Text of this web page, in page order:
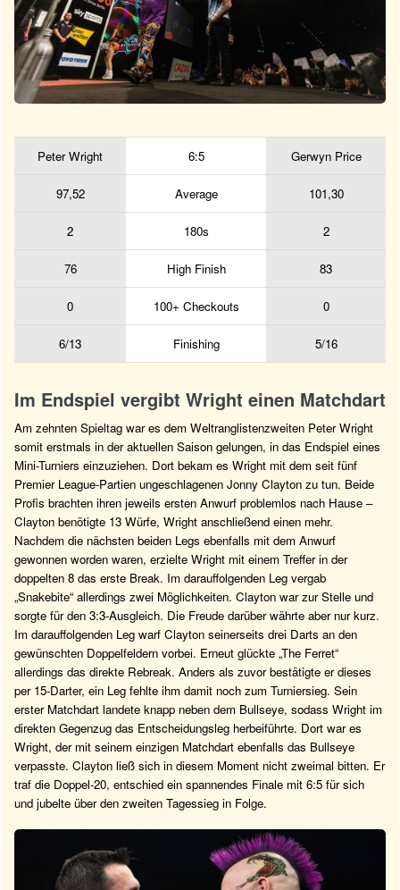
Peter Wright 6:5 Gerwyn Price
97,52 Average 101,30
2 180s 2
76 High Finish 83
0 100+ Checkouts 0
6/13 Finishing 5/16
Im Endspiel vergibt Wright einen Matchdart
Am zehnten Spieltag war es dem Weltranglistenzweiten Peter Wright
somit erstmals in der aktuellen Saison gelungen, in das Endspiel eines
Mini-Turniers einzuziehen. Dort bekam es Wright mit dem seit fünf
Premier League-Partien ungeschlagenen Jonny Clayton zu tun. Beide
Profis brachten ihren jeweils ersten Anwurf problemlos nach Hause –
Clayton benötigte 13 Würfe, Wright anschließend einen mehr.
Nachdem die nächsten beiden Legs ebenfalls mit dem Anwurf
gewonnen worden waren, erzielte Wright mit einem Treffer in der
doppelten 8 das erste Break. Im darauffolgenden Leg vergab
„Snakebite“ allerdings zwei Möglichkeiten. Clayton war zur Stelle und
sorgte für den 3:3-Ausgleich. Die Freude darüber währte aber nur kurz.
Im darauffolgenden Leg warf Clayton seinerseits drei Darts an den
gewünschten Doppelfeldern vorbei. Erneut glückte „The Ferret“
allerdings das direkte Rebreak. Anders als zuvor bestätigte er dieses
per 15-Darter, ein Leg fehlte ihm damit noch zum Turniersieg. Sein
erster Matchdart landete knapp neben dem Bullseye, sodass Wright im
direkten Gegenzug das Entscheidungsleg herbeiführte. Dort war es
Wright, der mit seinem einzigen Matchdart ebenfalls das Bullseye
verpasste. Clayton ließ sich in diesem Moment nicht zweimal bitten. Er
traf die Doppel-20, entschied ein spannendes Finale mit 6:5 für sich
und jubelte über den zweiten Tagessieg in Folge.